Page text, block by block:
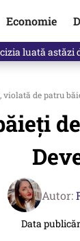
Economie
luată
violată de patru
Autor:
Data